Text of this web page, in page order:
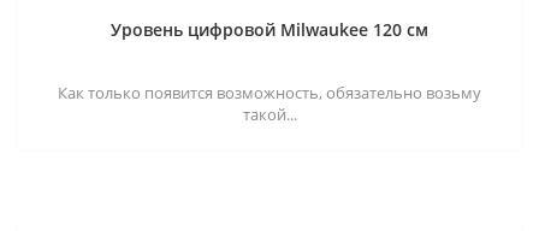
Уровень цифровой Milwaukee 120 см
Как только появится возможность, обязательно возьму
такой...